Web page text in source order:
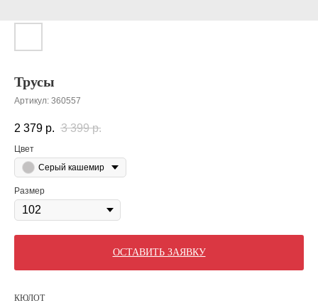
Трусы
Артикул: 360557
2 379 р. 3 399 р.
Цвет
Серый кашемир
Размер
ОСТАВИТЬ ЗАЯВКУ
КЮЛОТ